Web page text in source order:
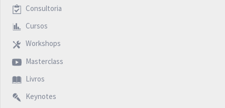
Consultoria
Cursos
Workshops
Masterclass
Livros
Keynotes